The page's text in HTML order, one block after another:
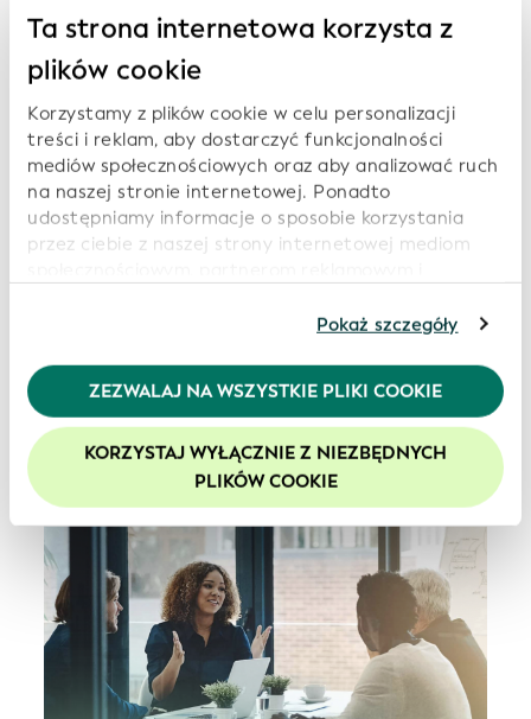
Ta strona internetowa korzysta z
plików cookie
Korzystamy z plików cookie w celu personalizacji
treści i reklam, aby dostarczyć funkcjonalności
mediów społecznościowych oraz aby analizować ruch
na naszej stronie internetowej. Ponadto
udostępniamy informacje o sposobie korzystania
przez ciebie z naszej strony internetowej mediom
informacjami, które im przekazałeś lub które zebrali
usług. Kontynuując korzystanie z naszej strony
internetowej, wyrażasz zgodę na korzystanie przez
nas z plików cookie. Więcej informacji znajduje się w
naszejpolityce prywatności.
Zalecamy włączenie obsługi plików cookie, aby
Pokaż szczegóły
ZEZWALAJ NA WSZYSTKIE PLIKI COOKIE
KORZYSTAJ WYŁĄCZNIE Z NIEZBĘDNYCH
PLIKÓW COOKIE
Prześlij swoją propozycję